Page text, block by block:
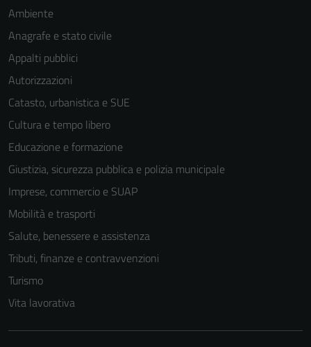
Ambiente
Anagrafe e stato civile
Appalti pubblici
Autorizzazioni
Catasto, urbanistica e SUE
Cultura e tempo libero
Educazione e formazione
Giustizia, sicurezza pubblica e polizia municipale
Imprese, commercio e SUAP
Mobilità e trasporti
Salute, benessere e assistenza
Tributi, finanze e contravvenzioni
Turismo
Vita lavorativa